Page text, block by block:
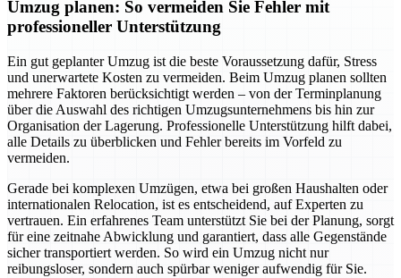
Umzug planen: So vermeiden Sie Fehler mit
professioneller Unterstützung
Ein gut geplanter Umzug ist die beste Voraussetzung dafür, Stress
und unerwartete Kosten zu vermeiden. Beim Umzug planen sollten
mehrere Faktoren berücksichtigt werden – von der Terminplanung
über die Auswahl des richtigen Umzugsunternehmens bis hin zur
Organisation der Lagerung. Professionelle Unterstützung hilft dabei,
alle Details zu überblicken und Fehler bereits im Vorfeld zu
vermeiden.
Gerade bei komplexen Umzügen, etwa bei großen Haushalten oder
internationalen Relocation, ist es entscheidend, auf Experten zu
vertrauen. Ein erfahrenes Team unterstützt Sie bei der Planung, sorgt
für eine zeitnahe Abwicklung und garantiert, dass alle Gegenstände
sicher transportiert werden. So wird ein Umzug nicht nur
reibungsloser, sondern auch spürbar weniger aufwendig für Sie.